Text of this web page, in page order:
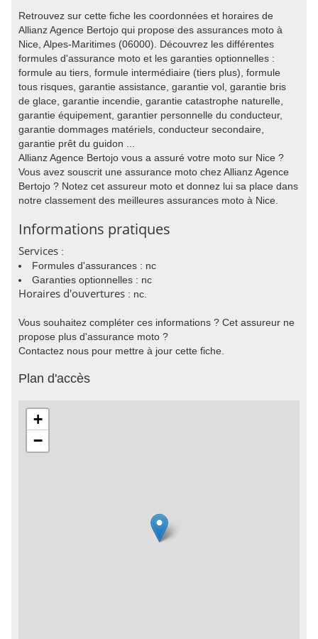
Retrouvez sur cette fiche les coordonnées et horaires de
Allianz Agence Bertojo qui propose des assurances moto à
Nice, Alpes-Maritimes (06000). Découvrez les différentes
formules d'assurance moto et les garanties optionnelles :
formule au tiers, formule intermédiaire (tiers plus), formule
tous risques, garantie assistance, garantie vol, garantie bris
de glace, garantie incendie, garantie catastrophe naturelle,
garantie équipement, garantier personnelle du conducteur,
garantie dommages matériels, conducteur secondaire,
garantie prêt du guidon ...
Allianz Agence Bertojo vous a assuré votre moto sur Nice ?
Vous avez souscrit une assurance moto chez Allianz Agence
Bertojo ? Notez cet assureur moto et donnez lui sa place dans
notre classement des meilleures assurances moto à Nice.
Informations pratiques
Services :
Formules d'assurances : nc
Garanties optionnelles : nc
Horaires d'ouvertures : nc.
Vous souhaitez compléter ces informations ? Cet assureur ne
propose plus d'assurance moto ?
Contactez nous pour mettre à jour cette fiche.
Plan d'accès
+
−